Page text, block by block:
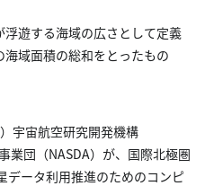
遊する海域の広さとして定義
域面積の総和をとったもの
宇宙航空研究開発機構
業団（NASDA）が、国際北極圏
データ利用推進のためのコンピ